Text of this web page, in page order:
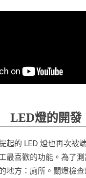
LED燈的開發
起的 LED 燈也再次被
最喜歡的功能。為了測
地方：廁所。關燈檢